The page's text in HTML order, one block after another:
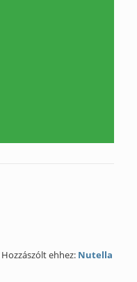
Hozzászólt ehhez: Nutella